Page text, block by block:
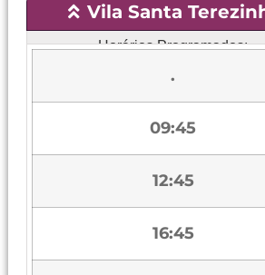
Vila Santa
Horários Programados:
.
09:45
12:45
16:45